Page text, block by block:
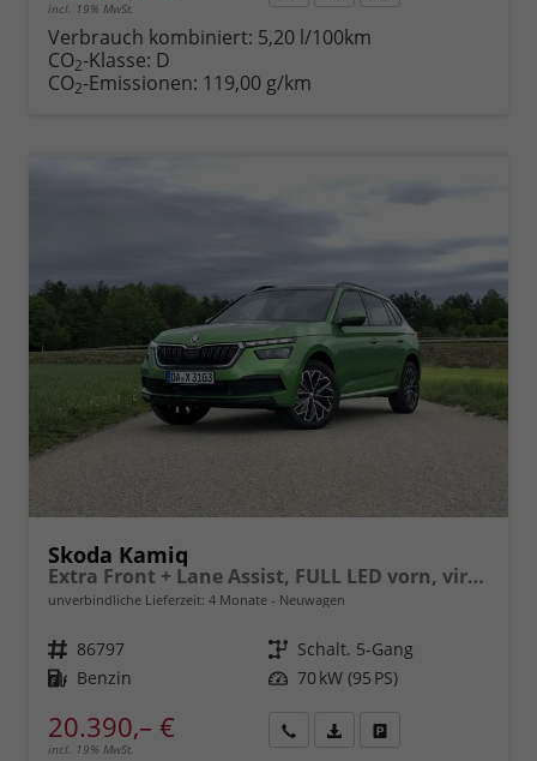
incl. 19% MwSt.
anfordern
Datei,
Verbrauch kombiniert: 5,20 l/100km
CO2-Klasse: D
CO2-Emissionen: 119,00 g/km
Skoda Kamiq
Extra Front + Lane Assist, FULL LED vorn, virtuelles Cockpit, manuelle Klima, Parksensoren hinten, ISOFIX, el. Fensterheber vorn uvm.
unverbindliche Lieferzeit: 4 Monate Neuwagen
Fahrzeugnr. 86797 Getriebe Schalt. 5-Gang
Kraftstoff Benzin Leistung 70 kW (95 PS)
20.390,– €
incl. 19% MwSt.